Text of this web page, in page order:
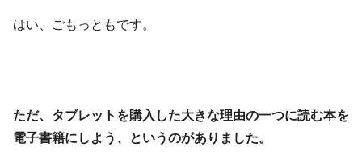
はい、ごもっともです。
ただ、タブレットを購入した大きな理由の一つに読む本を
電子書籍にしよう、というのがありました。